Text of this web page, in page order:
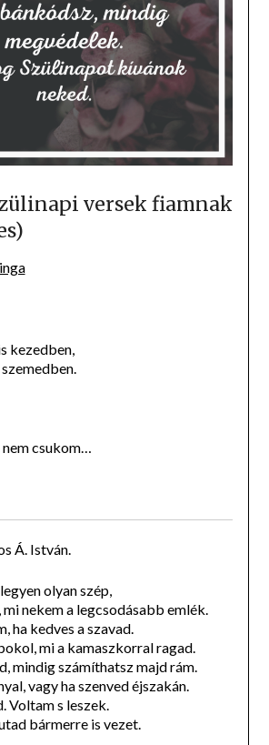
versek fiamnak
kezedben,
csukom…
Á. István.
olyan szép,
nekem a legcsodásabb emlék.
ha kedves a szavad.
mi a kamaszkorral ragad.
mindig számíthatsz majd rám.
vagy ha szenved éjszakán.
Voltam s leszek.
bármerre is vezet.